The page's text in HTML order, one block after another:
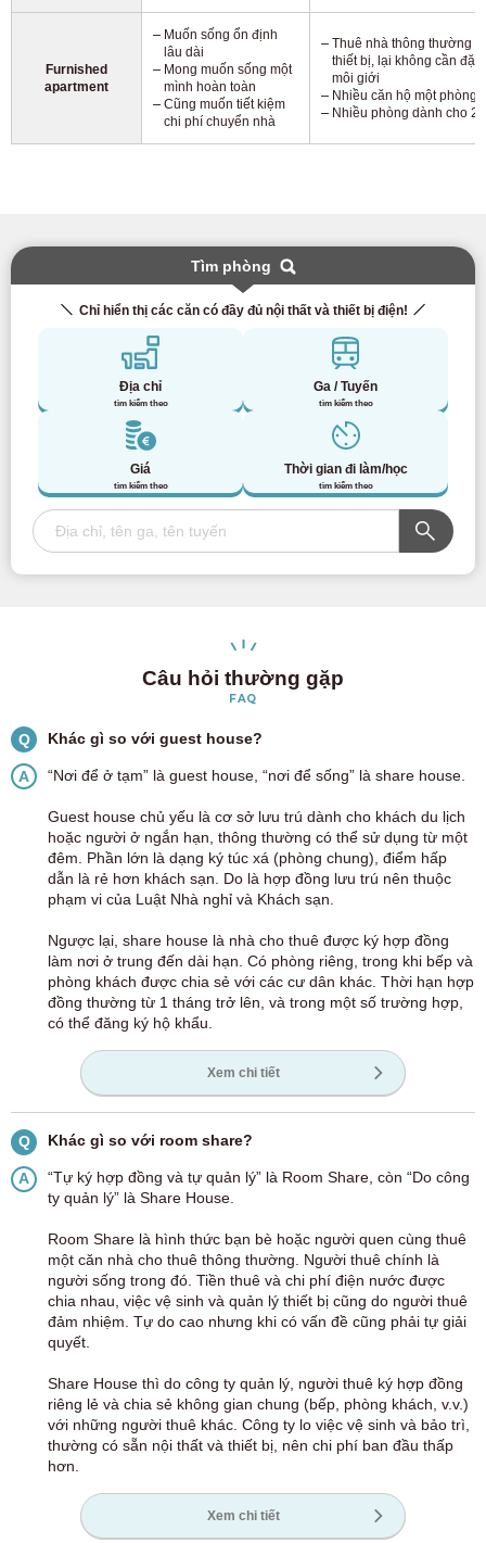
Furnished
apartment
Muốn sống ổn định
lâu dài
Mong muốn sống một
mình hoàn toàn
Cũng muốn tiết kiệm
chi phí chuyển nhà
Thuê nhà thông thường
thiết bị, lại không cần đặt
môi giới
Nhiều căn hộ một phòng
Nhiều phòng dành cho 2
Tìm phòng
Chỉ hiển thị các căn có đầy đủ nội thất và thiết bị điện!
Địa chỉ
tìm kiếm theo
Ga / Tuyến
tìm kiếm theo
Giá
tìm kiếm theo
Thời gian đi làm/học
tìm kiếm theo
Câu hỏi thường gặp
FAQ
Q Khác gì so với guest house?
A “Nơi để ở tạm” là guest house, “nơi để sống” là share house.
Guest house chủ yếu là cơ sở lưu trú dành cho khách du lịch
hoặc người ở ngắn hạn, thông thường có thể sử dụng từ một
đêm. Phần lớn là dạng ký túc xá (phòng chung), điểm hấp
dẫn là rẻ hơn khách sạn. Do là hợp đồng lưu trú nên thuộc
phạm vi của Luật Nhà nghỉ và Khách sạn.
Ngược lại, share house là nhà cho thuê được ký hợp đồng
làm nơi ở trung đến dài hạn. Có phòng riêng, trong khi bếp và
phòng khách được chia sẻ với các cư dân khác. Thời hạn hợp
đồng thường từ 1 tháng trở lên, và trong một số trường hợp,
có thể đăng ký hộ khẩu.
Xem chi tiết
Q Khác gì so với room share?
A
“Tự ký hợp đồng và tự quản lý” là Room Share, còn “Do công
ty quản lý” là Share House.
Room Share là hình thức bạn bè hoặc người quen cùng thuê
một căn nhà cho thuê thông thường. Người thuê chính là
người sống trong đó. Tiền thuê và chi phí điện nước được
chia nhau, việc vệ sinh và quản lý thiết bị cũng do người thuê
đảm nhiệm. Tự do cao nhưng khi có vấn đề cũng phải tự giải
quyết.
Share House thì do công ty quản lý, người thuê ký hợp đồng
riêng lẻ và chia sẻ không gian chung (bếp, phòng khách, v.v.)
với những người thuê khác. Công ty lo việc vệ sinh và bảo trì,
thường có sẵn nội thất và thiết bị, nên chi phí ban đầu thấp
hơn.
Xem chi tiết